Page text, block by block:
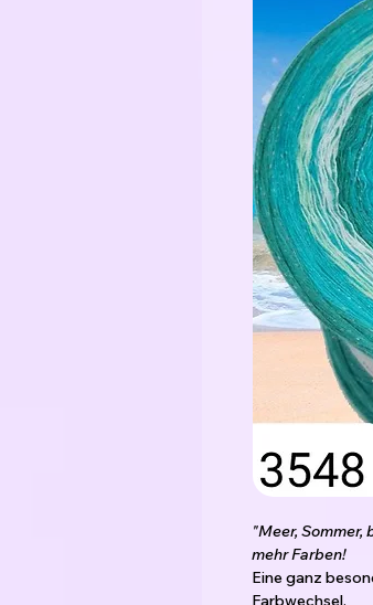
"Meer,
mehr Farben!
Eine ganz